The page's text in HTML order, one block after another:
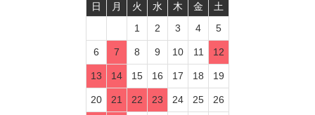
日 月 火 水 木 金
土
1
2 3 4 5
6 7 8 9 10 11 12
13 14 15 16 17 18 19
20 21 22 23 24 25 26